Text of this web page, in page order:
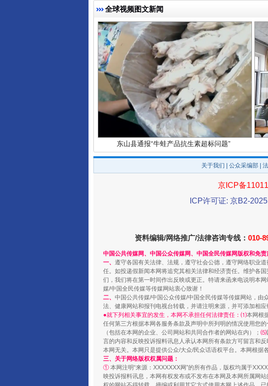
全球视频图文新闻
完善运行机制助力责任有效落实
东山县通报“牛蛙产品抗生素超标问题”
千年窑火 生生不息
关于我们 公众采编部
京ICP备
ICP许可证: 京B2-
资料编辑/网络推广/法律咨询专线： 010-
中国公共传媒网、中国公众传媒网、中国全民传媒网版权和免责
一、 遵守各国有关法律、法规，遵守社会公德，遵守网络职业
任。如投递假新闻本网将追究其相关法律和经济责任。维护各
们，我们将在第一时间作出反映或更正。特请来函来电说明本
媒/中国全民传媒等传媒网站衷心致谢！
二、 中国公共传媒/中国公众传媒/中国全民传媒等传媒网站，
法、健康网站和报刊电视台转载，并请注明来源，并可添加相应
●就下列相关事宜的发生，本网不承担任何法律责任：⑴本网根
任何第三方根据本网各服务条款及声明中所列明的情况使用您
（包括在本网的企业、公司网站和共同合作者的网站在内）； ⑸
言的内容和反映投诉报料讯息人承认本网所有条款方可留言和
本网无关。本网只是提供公众/大众/民众话语权平台。本网根据
三、关于网络版权权属问题：
① 本网注明“来源：XXXXXXX网”的所有作品，版权均属于
映投诉报料讯息，本网有权发布或不发布在本网及本网所属网